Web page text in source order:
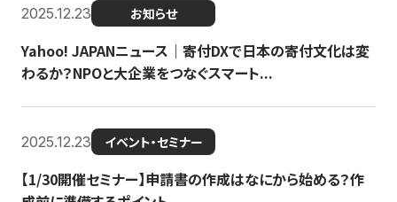
2025.12.23 お知らせ
Yahoo! JAPANニュース｜寄付DXで日本の寄付文化は変
わるか？NPOと大企業をつなぐスマート...
2025.12.23 イベント・セミナー
【1/30開催セミナー】申請書の作成はなにから始める？作